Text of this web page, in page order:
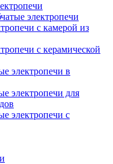
электропечи
с камерой из
с керамической
электропечи в
электропечи для
электропечи с